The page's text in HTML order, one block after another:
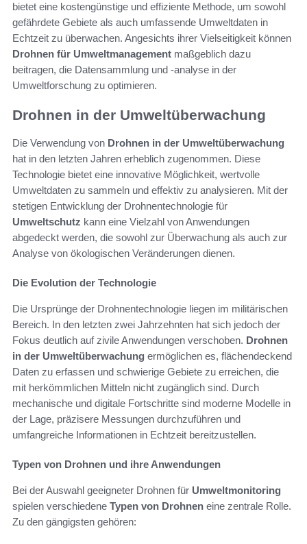
bietet eine kostengünstige und effiziente Methode, um sowohl
gefährdete Gebiete als auch umfassende Umweltdaten in
Echtzeit zu überwachen. Angesichts ihrer Vielseitigkeit können
Drohnen für Umweltmanagement maßgeblich dazu
beitragen, die Datensammlung und -analyse in der
Umweltforschung zu optimieren.
Drohnen in der Umweltüberwachung
Die Verwendung von Drohnen in der Umweltüberwachung
hat in den letzten Jahren erheblich zugenommen. Diese
Technologie bietet eine innovative Möglichkeit, wertvolle
Umweltdaten zu sammeln und effektiv zu analysieren. Mit der
stetigen Entwicklung der Drohnentechnologie für
Umweltschutz kann eine Vielzahl von Anwendungen
abgedeckt werden, die sowohl zur Überwachung als auch zur
Analyse von ökologischen Veränderungen dienen.
Die Evolution der Technologie
Die Ursprünge der Drohnentechnologie liegen im militärischen
Bereich. In den letzten zwei Jahrzehnten hat sich jedoch der
Fokus deutlich auf zivile Anwendungen verschoben. Drohnen
in der Umweltüberwachung ermöglichen es, flächendeckend
Daten zu erfassen und schwierige Gebiete zu erreichen, die
mit herkömmlichen Mitteln nicht zugänglich sind. Durch
mechanische und digitale Fortschritte sind moderne Modelle in
der Lage, präzisere Messungen durchzuführen und
umfangreiche Informationen in Echtzeit bereitzustellen.
Typen von Drohnen und ihre Anwendungen
Bei der Auswahl geeigneter Drohnen für Umweltmonitoring
spielen verschiedene Typen von Drohnen eine zentrale Rolle.
Zu den gängigsten gehören: